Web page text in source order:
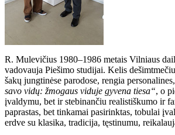
R. Mulevičius 1980–1986 metais Vilniaus
vadovauja Piešimo studijai. Kelis
šakų jungtinėse parodose, rengia
savo vidų: žmogaus viduje gyvena tiesa“, o
įvaldymu, bet ir stebinančiu realistiškumo ir
paprastas, bet tinkamai pasirinktas, tobulai
erdve su klasika, tradicija, tęstinumu,